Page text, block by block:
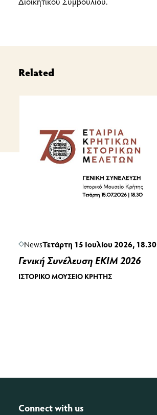
Related
NewsΤετάρτη 15 Ιουλίου 2026, 18.30
Γενική Συνέλευση ΕΚΙΜ 2026
ΙΣΤΟΡΙΚΌ ΜΟΥΣΕΊΟ ΚΡΉΤΗΣ
Connect with us